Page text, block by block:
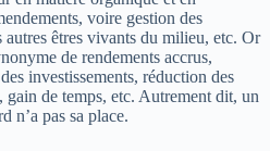
voire gestion des
êtres vivants du milieu, etc. Or
de rendements accrus,
investissements, réduction des
de temps, etc. Autrement dit, un
n’a pas sa place.